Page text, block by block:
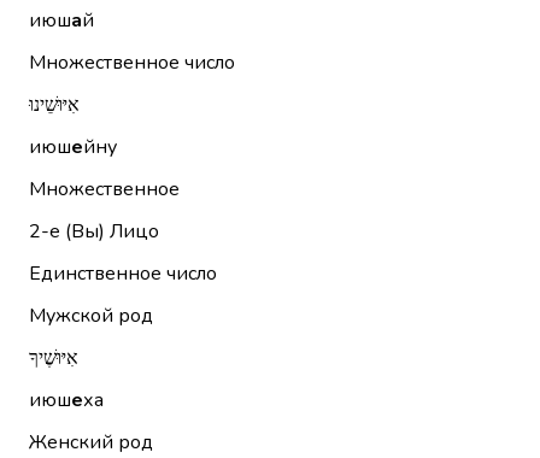
июшай
Множественное число
אִיּוּשֵׁינוּ
июшейну
Множественное
2-е (Вы) Лицо
Единственное число
Мужской род
אִיּוּשֶׁיךָ
июшеха
Женский род